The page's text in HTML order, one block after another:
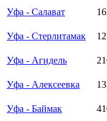
Уфа - Салават
Уфа - Стерлитамак
Уфа - Агидель
Уфа - Алексеевка
Уфа - Баймак